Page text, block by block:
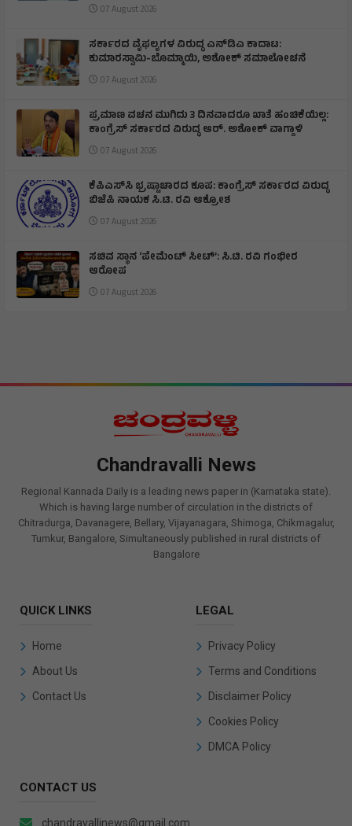
07 August 2026
ಸರ್ಕಾರದ ವೈಫಲ್ಯಗಳ ವಿರುದ್ಧ ಎನ್‌ಡಿಎ ಕಾದಾಟ:
ಕುಮಾರಸ್ವಾಮಿ-ಬೊಮ್ಮಾಯಿ, ಅಶೋಕ್ ಸಮಾಲೋಚನೆ
07 August 2026
ಪ್ರಮಾಣ ವಚನ ಮುಗಿದು 3 ದಿನವಾದರೂ ಖಾತೆ ಹಂಚಿಕೆಯಿಲ್ಲ:
ಕಾಂಗ್ರೆಸ್ ಸರ್ಕಾರದ ವಿರುದ್ಧ ಆರ್‌. ಅಶೋಕ್ ವಾಗ್ದಾಳಿ
07 August 2026
ಕೆಪಿಎಸ್‌ಸಿ ಭ್ರಷ್ಟಾಚಾರದ ಕೂಪ: ಕಾಂಗ್ರೆಸ್ ಸರ್ಕಾರದ ವಿರುದ್ಧ
ಬಿಜೆಪಿ ನಾಯಕ ಸಿ.ಟಿ. ರವಿ ಆಕ್ರೋಶ
07 August 2026
ಸಚಿವ ಸ್ಥಾನ ‘ಪೇಮೆಂಟ್ ಸೀಟ್’: ಸಿ.ಟಿ. ರವಿ ಗಂಭೀರ
ಆರೋಪ
07 August 2026
Chandravalli News
Regional Kannada Daily is a leading news paper in (Karnataka state).
Which is having large number of circulation in the districts of
Chitradurga, Davanagere, Bellary, Vijayanagara, Shimoga, Chikmagalur,
Tumkur, Bangalore, Simultaneously published in rural districts of
Bangalore
QUICK LINKS
Home
About Us
Contact Us
LEGAL
Privacy Policy
Terms and Conditions
Disclaimer Policy
Cookies Policy
DMCA Policy
CONTACT US
chandravallinews@gmail.com